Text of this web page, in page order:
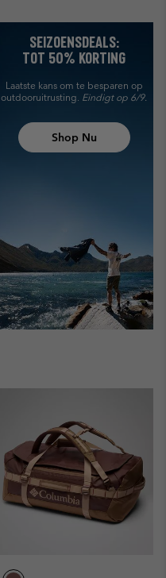
SEIZOENSDEALS:
TOT 50% KORTING
Laatste kans om te besparen op
outdooruitrusting. Eindigt op 6/9.
Shop Nu